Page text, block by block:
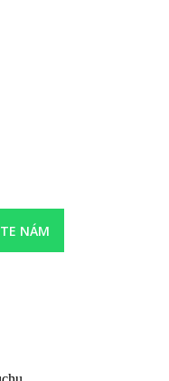
a musí byť uhradená
destinácii.
NÁM